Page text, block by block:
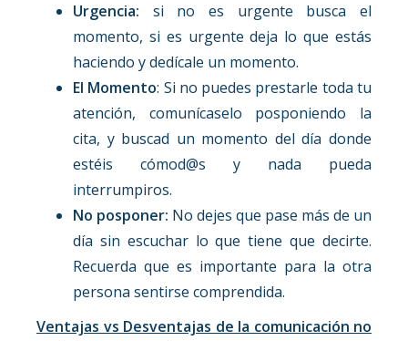
Urgencia: si no es urgente busca el
momento, si es urgente deja lo que estás
haciendo y dedícale un momento.
El Momento: Si no puedes prestarle toda tu
atención, comunícaselo posponiendo la
cita, y buscad un momento del día donde
estéis cómod@s y nada pueda
interrumpiros.
No posponer: No dejes que pase más de un
día sin escuchar lo que tiene que decirte.
Recuerda que es importante para la otra
persona sentirse comprendida.
Ventajas vs Desventajas de la comunicación no